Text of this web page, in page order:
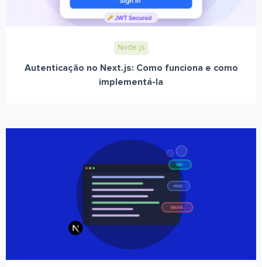
Node.js
Autenticação no Next.js: Como funciona e como
implementá-la